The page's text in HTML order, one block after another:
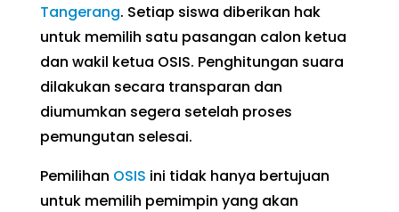
Tangerang. Setiap siswa diberikan hak
untuk memilih satu pasangan calon ketua
dan wakil ketua OSIS. Penghitungan suara
dilakukan secara transparan dan
diumumkan segera setelah proses
pemungutan selesai.
Pemilihan OSIS ini tidak hanya bertujuan
untuk memilih pemimpin yang akan